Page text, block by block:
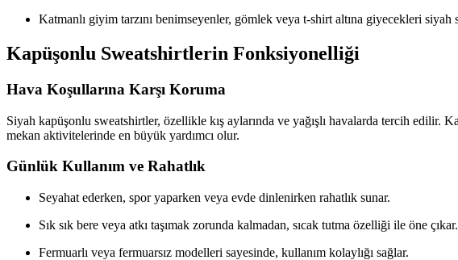
Katmanlı giyim tarzını benimseyenler, gömlek veya t-shirt altına giyecekleri
Kapüşonlu Sweatshirtlerin Fonksiyonelliği
Hava Koşullarına Karşı Koruma
Siyah kapüşonlu sweatshirtler, özellikle kış aylarında ve yağışlı havalarda tercih
mekan aktivitelerinde en büyük yardımcı olur.
Günlük Kullanım ve Rahatlık
Seyahat ederken, spor yaparken veya evde dinlenirken rahatlık sunar.
Sık sık bere veya atkı taşımak zorunda kalmadan, sıcak tutma özelliği ile öne çıkar.
Fermuarlı veya fermuarsız modelleri sayesinde, kullanım kolaylığı sağlar.